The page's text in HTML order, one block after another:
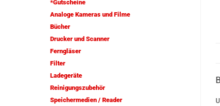
*Gutscheine
Analoge Kameras und Filme
Bücher
Drucker und Scanner
Ferngläser
Filter
Ladegeräte
Reinigungszubehör
Speichermedien / Reader